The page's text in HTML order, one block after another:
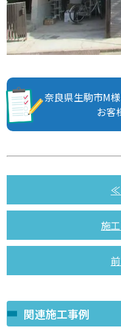
奈良県生駒市M
お客
≪
施
関連施工事例